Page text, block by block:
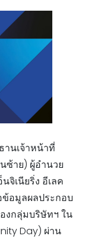
นเจ้าหน้าที่
ซ้าย) ผู้อำนวย
จิเนียริ่ง อีเลค
อมูลผลประกอบ
งกลุ่มบริษัทฯ ใน
Day) ผ่าน